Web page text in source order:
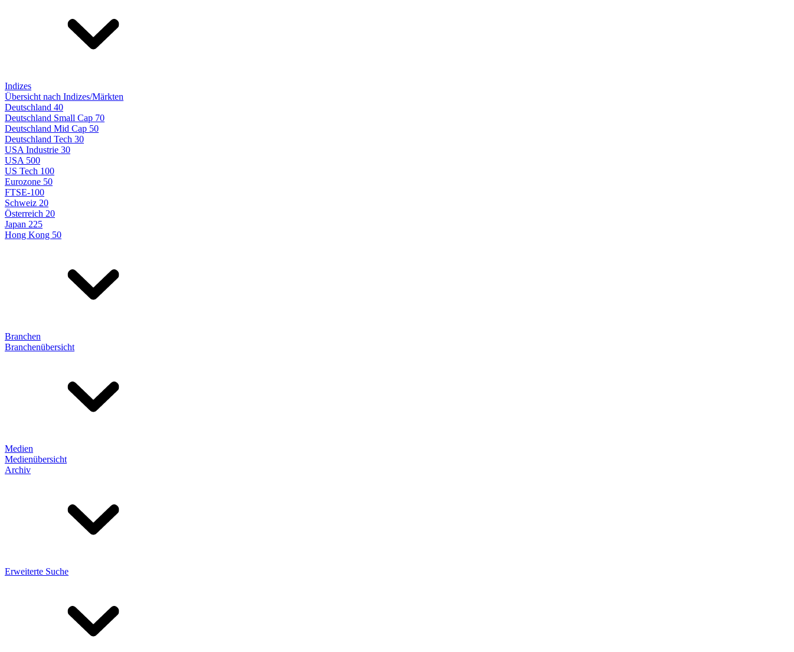
Indizes
Übersicht nach Indizes/Märkten
Deutschland 40
Deutschland Small Cap 70
Deutschland Mid Cap 50
Deutschland Tech 30
USA Industrie 30
USA 500
US Tech 100
Eurozone 50
FTSE-100
Schweiz 20
Österreich 20
Japan 225
Hong Kong 50
Branchen
Branchenübersicht
Medien
Medienübersicht
Archiv
Erweiterte Suche